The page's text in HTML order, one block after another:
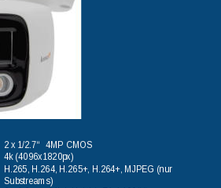
2 x 1/2.7“   4MP CMOS
4k (4096x1820px)
H.265, H.264, H.265+, H.264+, MJPEG (nur
Substreams)